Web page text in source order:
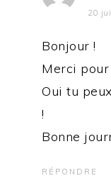
20
Bonjour !
Merci
Oui tu
!
Bonne
RÉPONDRE